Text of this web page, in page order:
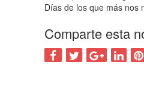
Días de los que más nos
Comparte esta